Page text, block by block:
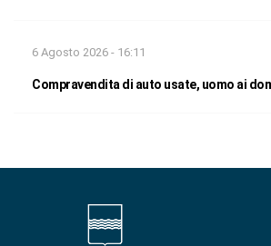
6 Agosto 2026 - 16:11
Compravendita di auto usate, uomo ai